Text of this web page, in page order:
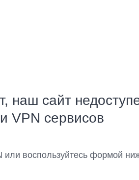
наш сайт
VPN сервисов
или воспользуйтесь формой